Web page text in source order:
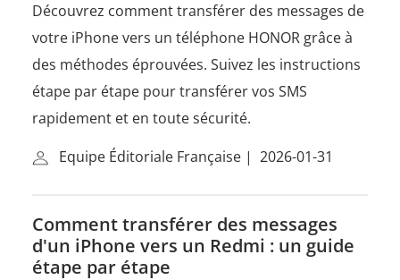
Découvrez comment transférer des messages de
votre iPhone vers un téléphone HONOR grâce à
des méthodes éprouvées. Suivez les instructions
étape par étape pour transférer vos SMS
rapidement et en toute sécurité.
Equipe Éditoriale Française | 2026-01-31
Comment transférer des messages
d'un iPhone vers un Redmi : un guide
étape par étape